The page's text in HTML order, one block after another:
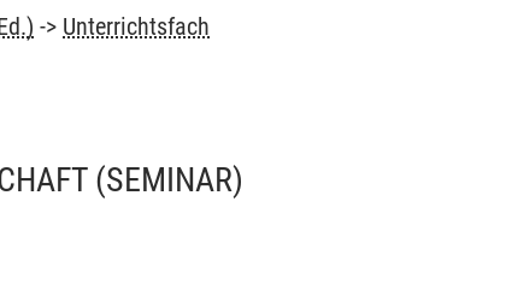
-> Unterrichtsfach
(SEMINAR)